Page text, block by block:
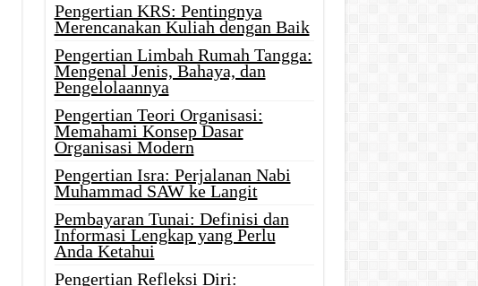
Pengertian KRS: Pentingnya
Merencanakan Kuliah dengan Baik
Pengertian Limbah Rumah Tangga:
Mengenal Jenis, Bahaya, dan
Pengelolaannya
Pengertian Teori Organisasi:
Memahami Konsep Dasar
Organisasi Modern
Pengertian Isra: Perjalanan Nabi
Muhammad SAW ke Langit
Pembayaran Tunai: Definisi dan
Informasi Lengkap yang Perlu
Anda Ketahui
Pengertian Refleksi Diri: